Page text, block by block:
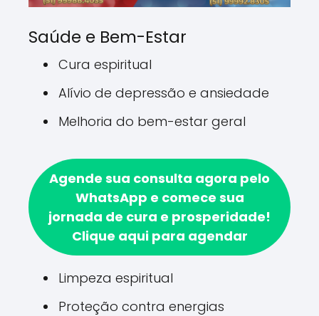
Saúde e Bem-Estar
Cura espiritual
Alívio de depressão e ansiedade
Melhoria do bem-estar geral
Agende sua consulta agora pelo
WhatsApp e comece sua
jornada de cura e prosperidade!
Clique aqui para agendar
Limpeza espiritual
Proteção contra energias